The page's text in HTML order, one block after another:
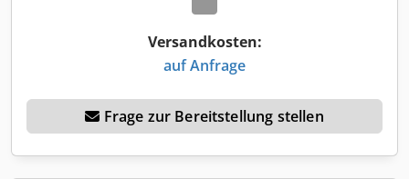
Versandkosten:
auf Anfrage
Frage zur Bereitstellung stellen